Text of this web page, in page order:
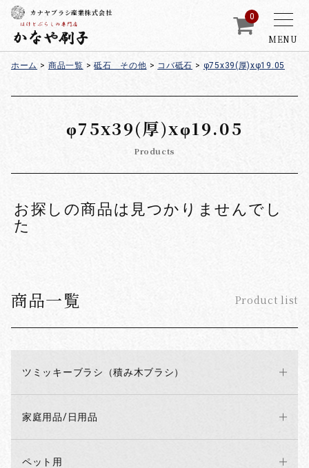
MENU
カナヤブラシ産業株式会社 0
ホーム > 商品一覧 > 砥石 その他 > コバ砥石 > φ75x39(厚)xφ19.05
商品一覧 Product list
ツミッキーブラシ（積み木ブラシ）
家庭用品/日用品
ペット用
φ75x39(厚)xφ19.05
Products
お探しの商品は見つかりませんでし
た